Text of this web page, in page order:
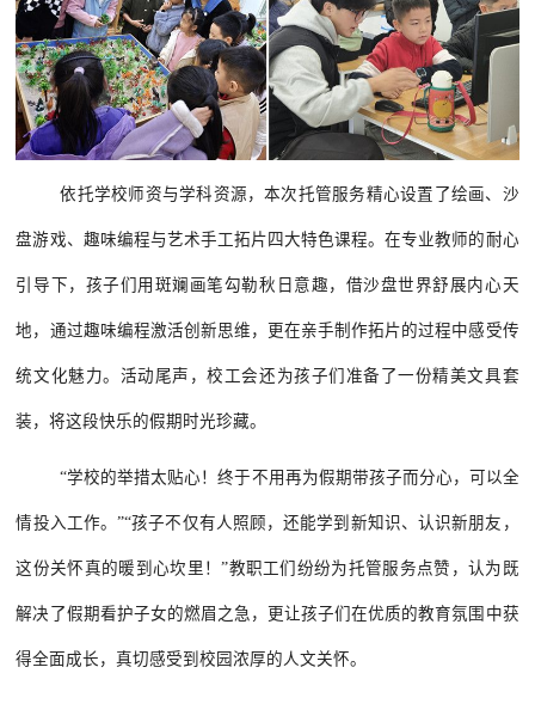
依托学校师资与学科资源，本次托管服务精心设置了绘画、沙
盘游戏、趣味编程与艺术手工拓片四大特色课程。在专业教师的耐心
引导下，孩子们用斑斓画笔勾勒秋日意趣，借沙盘世界舒展内心天
地，通过趣味编程激活创新思维，更在亲手制作拓片的过程中感受传
统文化魅力。活动尾声，校工会还为孩子们准备了一份精美文具套
装，将这段快乐的假期时光珍藏。
“学校的举措太贴心！终于不用再为假期带孩子而分心，可以全
情投入工作。”“孩子不仅有人照顾，还能学到新知识、认识新朋友，
这份关怀真的暖到心坎里！”教职工们纷纷为托管服务点赞，认为既
解决 了假期看护子女的燃眉之急，更让孩子们在优质的教育氛围中获
得全面成长，真切感受到校园浓厚的人文关怀。